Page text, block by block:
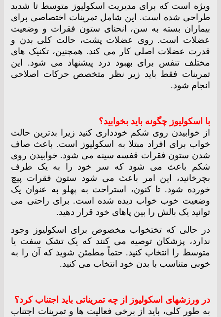
ویژه است که برای مدیریت اسکولیوز متوسط ​​تا شدید
طراحی شده است. این شامل تمرینات اختصاصی برای
بیماران بسته به سن، انحنای ستون فقرات و وضعیت
عضلات است. روی عضلات پشت، حالت کلی بدن و
قدرت عضلات اصلی کار می کند. همچنین، تکنیک های
مختلف تنفس برای بهبود درد پیشنهاد می شود. این
تمرینات فقط باید زیر نظر متخصص حرکات اصلاحی
انجام شود.
با اسکولیوز چگونه باید بخوابید؟
از خوابیدن روی شکم خودداری کنید زیرا بدترین حالت
خواب برای افراد مبتلا به اسکولیوز است. باعث صاف
شدن ستون فقرات قفسه سینه می شود. خوابیدن روی
شکم باعث می شود که سر خود را به یک طرف
بچرخانید، این امر باعث می شود ستون فقرات پیچ
خورده شود. تا کنون، استراحت به پهلو به عنوان یک
وضعیت خوب خواب دیده شده است. برای راحتی می
توانید یک بالش را بین پاهای خود قرار دهید.
در حالی که تختخواب مخصوص برای اسکولیوز وجود
ندارد، پزشکان توصیه می کنند که یک تشک سفت یا
متوسط ​​را انتخاب کنید. حتماً مطمئن شوید که آن را به
خوبی متناسب با بدن خود انتخاب می کنید.
در ورزشهای اسکولیوز از چه تمریناتی باید اجتناب کرد؟
به طور کلی، باید از برخی فعالیت ها و تمرینات اجتناب